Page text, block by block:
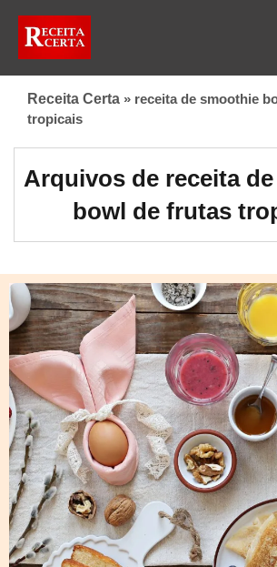
Receita Certa » receita de smoothie
tropicais
Arquivos de receita
bowl de frutas